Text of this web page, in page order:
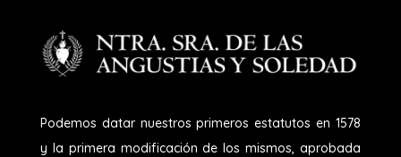
Podemos datar nuestros primeros estatutos en 1578
y la primera modificación de los mismos, aprobada